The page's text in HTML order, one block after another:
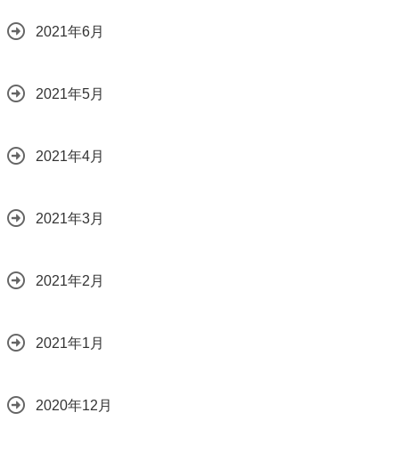
2021年6月
2021年5月
2021年4月
2021年3月
2021年2月
2021年1月
2020年12月